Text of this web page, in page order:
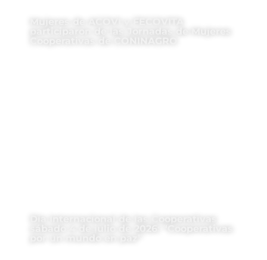
Día Internacional de las Cooperativas